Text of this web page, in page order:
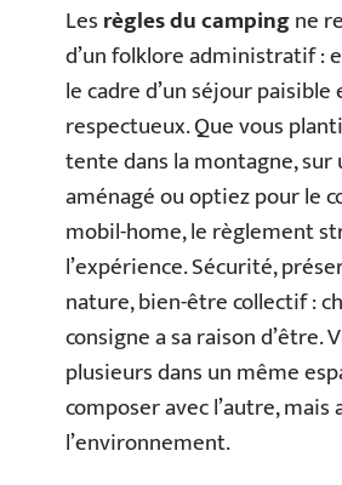
Lesrègles du campingne
d’un folklore administratif :
le cadre d’un séjour paisible
respectueux. Que vous
tente dans la montagne,
aménagé ou optiez pour le
mobil-home, le règlement
l’expérience. Sécurité,
nature, bien-être collectif :
consigne a sa raison d’être.
plusieurs dans un même
composer avec l’autre, mais
l’environnement.